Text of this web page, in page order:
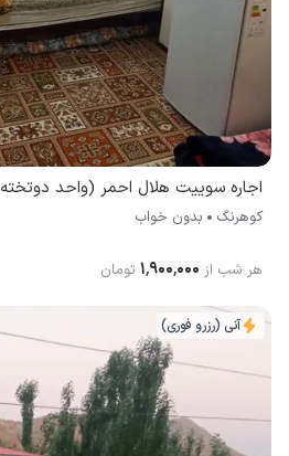
اجاره سوییت هلال احمر (واحد دوتخته 105) کوهرنگ
کوهرنگ بدون خواب
هر شب از ۱٬۹۰۰٬۰۰۰ تومان
آنی (رزرو فوری)